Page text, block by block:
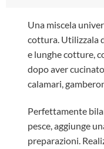
Una miscela
cottura. Utilizzala
e lunghe cotture,
dopo aver
calamari,
Perfettamente
pesce, aggiunge
preparazioni.